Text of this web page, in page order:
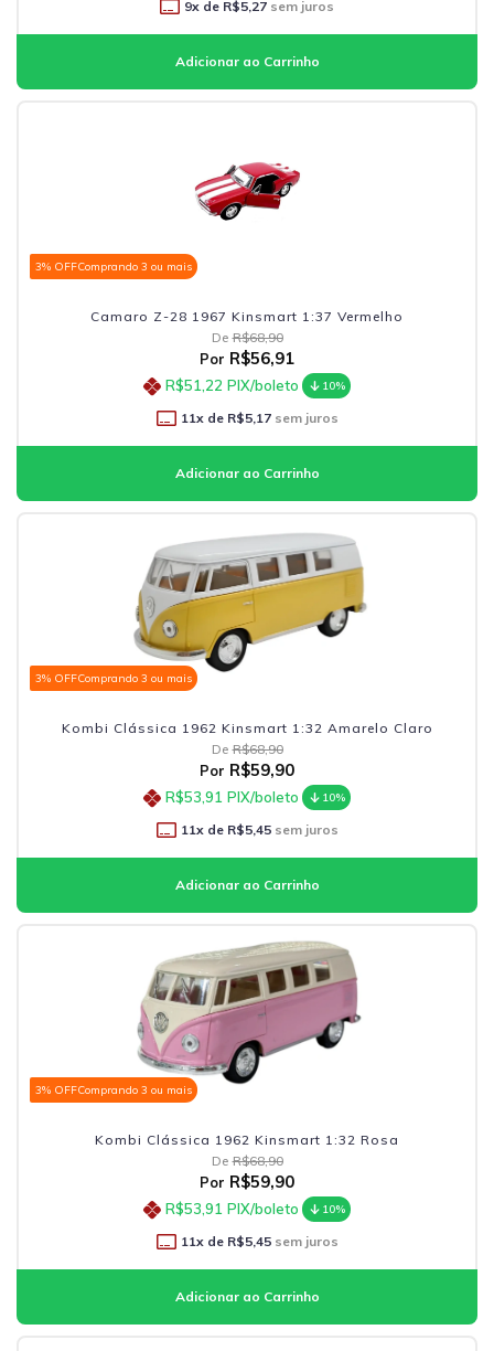
9x de R$5,27 sem juros
3% OFFComprando 3 ou mais
Camaro Z-28 1967 Kinsmart 1:37 Vermelho
De R$68,90
Por R$56,91
R$51,22 PIX/boleto 10%
11x de R$5,17sem juros
3% OFFComprando 3 ou mais
Kombi Clássica 1962 Kinsmart 1:32 Amarelo Claro
De R$68,90
Por R$59,90
R$53,91 PIX/boleto 10%
11x de R$5,45sem juros
3% OFFComprando 3 ou mais
Kombi Clássica 1962 Kinsmart 1:32 Rosa
De R$68,90
Por R$59,90
R$53,91 PIX/boleto 10%
11x de R$5,45sem juros